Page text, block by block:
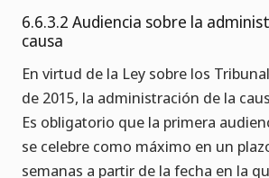
6.6.3.2 Audiencia sobre la
causa
En virtud de la Ley sobre los
de 2015, la administración de la
Es obligatorio que la primera
se celebre como máximo en un
semanas a partir de la fecha en la